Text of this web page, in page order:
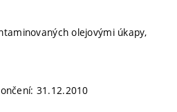
olejovými úkapy,
31.12.2010